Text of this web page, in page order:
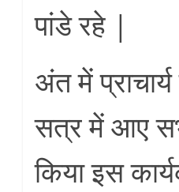
पांडे रहे |
अंत में
सत्र में आए
किया इस